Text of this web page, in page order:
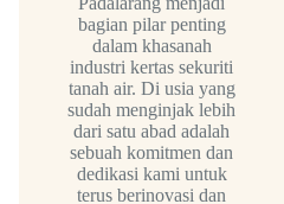
bagian pilar penting
dalam khasanah
industri kertas sekuriti
tanah air. Di usia yang
sudah menginjak lebih
dari satu abad adalah
sebuah komitmen dan
dedikasi kami untuk
terus berinovasi dan